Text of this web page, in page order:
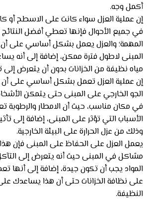
أكمل وجه.
إن عملية العزل سواء كانت على الاسطح أو
في جميع الأحوال فإنها تعطي أفضل
المهمة؛ والعزل يعمل بشكل أساسي على
المبنى لاطول فترة ممكن، إضافة إلى أنه
مياه نظيفة من الخزانات بدون أن يتعرض إلى
إن عملية العزل تعمل بشكل أساسي على
الجو الخارجي على المبنى حتى يتمكن
في مكان مناسب، حيث أن الامطار والرطوبة
الأسباب التي تؤثر على المبنى، إضافة إلى
وذلك من عزل الحرارة على البيئة الخارجية.
يعمل العزل على الحفاظ على المبنى فإن
مشاكل في المبنى حيث أنه يتعرض إلى
المواد يجب أن تكون جيدة، إضافة إلى أنها
على نظافة الخزانات حتى أن هذا يساعدك
النظيفة.